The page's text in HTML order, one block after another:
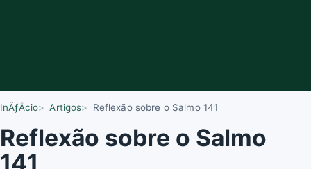
InÃƒÂ­cio Artigos Reflexão sobre o Salmo 141
Reflexão sobre o Salmo
141